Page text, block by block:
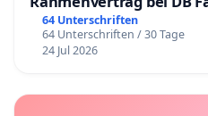
64 Unterschriften
64 Unterschriften / 30 Tage
24 Jul 2026